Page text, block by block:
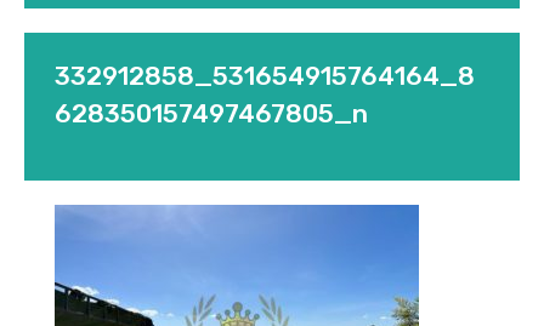
332912858_531654915764164_8
628350157497467805_n